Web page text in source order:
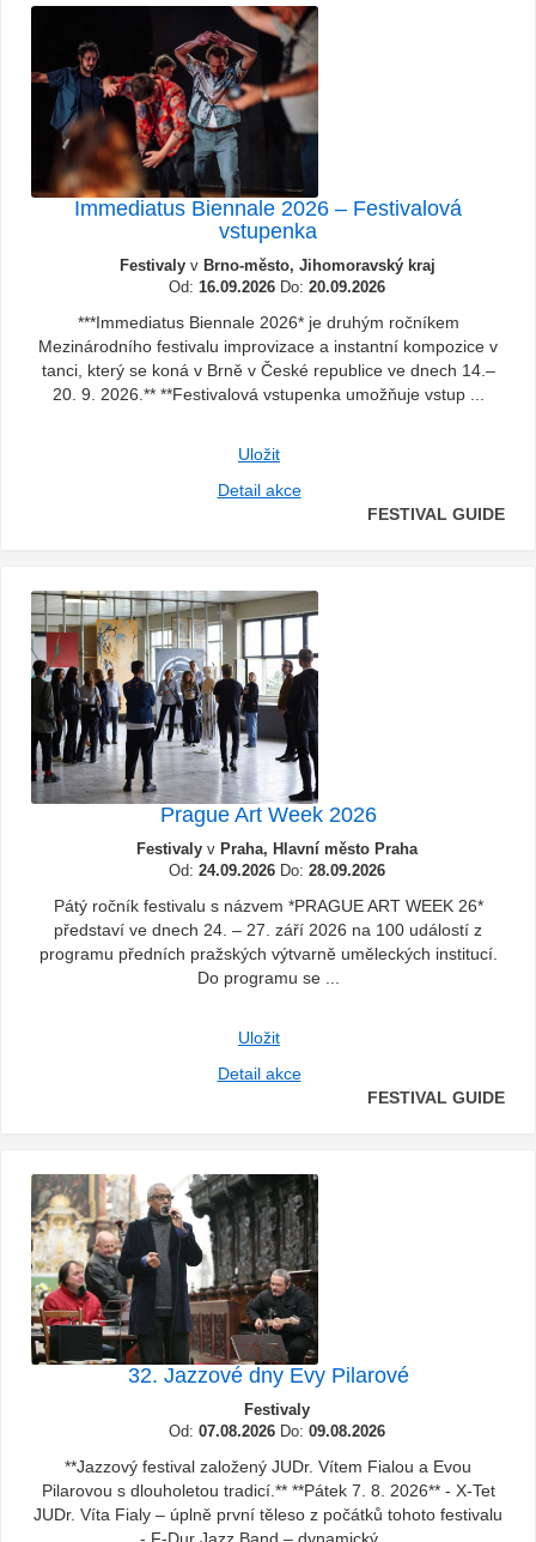
Immediatus Biennale 2026 – Festivalová
vstupenka
Festivalyv Brno-město, Jihomoravský kraj
Od: 16.09.2026 Do: 20.09.2026
***Immediatus Biennale 2026* je druhým ročníkem
Mezinárodního festivalu improvizace a instantní kompozice v
tanci, který se koná v Brně v České republice ve dnech 14.–
20. 9. 2026.** **Festivalová vstupenka umožňuje vstup ...
Uložit
Detail akce
FESTIVAL GUIDE
Prague Art Week 2026
Festivaly v Praha, Hlavní město Praha
Od: 24.09.2026 Do: 28.09.2026
Pátý ročník festivalu s názvem *PRAGUE ART WEEK 26*
představí ve dnech 24. – 27. září 2026 na 100 událostí z
programu předních pražských výtvarně uměleckých institucí.
Do programu se ...
Uložit
Detail akce
FESTIVAL GUIDE
32. Jazzové dny Evy Pilarové
Festivaly
Od: 07.08.2026 Do: 09.08.2026
**Jazzový festival založený JUDr. Vítem Fialou a Evou
Pilarovou s dlouholetou tradicí.** **Pátek 7. 8. 2026** - X-Tet
JUDr. Víta Fialy – úplně první těleso z počátků tohoto festivalu